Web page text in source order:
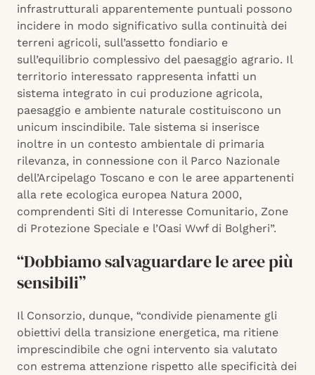
infrastrutturali apparentemente puntuali possono
incidere in modo significativo sulla continuità dei
terreni agricoli, sull’assetto fondiario e
sull’equilibrio complessivo del paesaggio agrario. Il
territorio interessato rappresenta infatti un
sistema integrato in cui produzione agricola,
paesaggio e ambiente naturale costituiscono un
unicum inscindibile. Tale sistema si inserisce
inoltre in un contesto ambientale di primaria
rilevanza, in connessione con il Parco Nazionale
dell’Arcipelago Toscano e con le aree appartenenti
alla rete ecologica europea Natura 2000,
comprendenti Siti di Interesse Comunitario, Zone
di Protezione Speciale e l’Oasi Wwf di Bolgheri”.
“Dobbiamo salvaguardare le aree più
sensibili”
Il Consorzio, dunque, “condivide pienamente gli
obiettivi della transizione energetica, ma ritiene
imprescindibile che ogni intervento sia valutato
con estrema attenzione rispetto alle specificità dei